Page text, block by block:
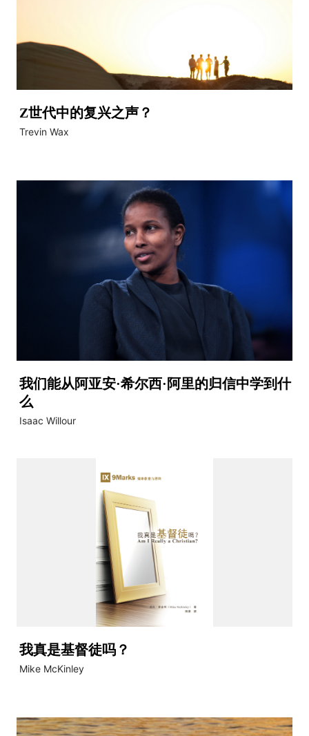
Z世代中的复兴之声？
Trevin Wax
我们能从阿亚安·希尔西·阿里的归信中学到什
么
Isaac Willour
我真是基督徒吗？
Mike McKinley